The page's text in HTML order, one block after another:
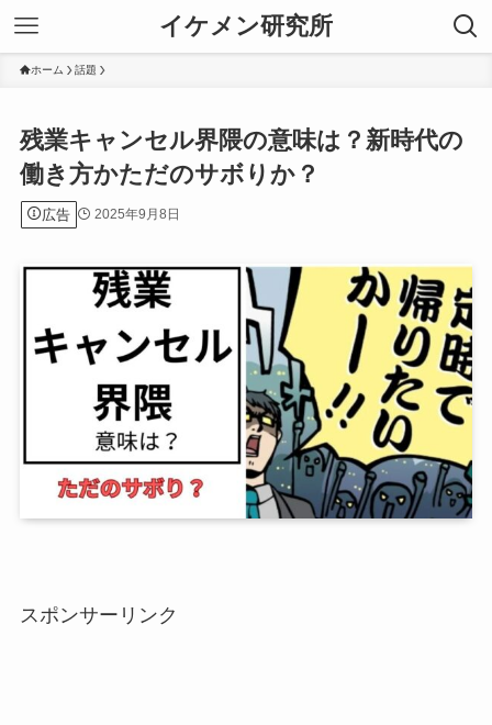
イケメン研究所
ホーム 話題
残業キャンセル界隈の意味は？新時代の
働き方かただのサボりか？
広告 2025年9月8日
スポンサーリンク